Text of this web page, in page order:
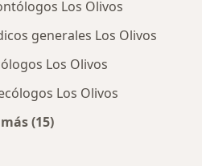
Los Olivos
generales Los Olivos
Los Olivos
Los Olivos
(15)